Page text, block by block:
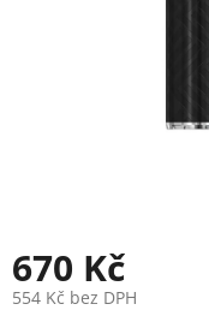
670 Kč
554 Kč bez DPH